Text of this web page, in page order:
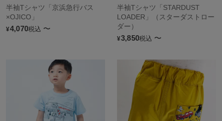
半袖Tシャツ「京浜急行バス
×OJICO」
¥4,070税込 〜
半袖Tシャツ「STARDUST
LOADER」（スターダストロー
ダー）
¥3,850税込 〜